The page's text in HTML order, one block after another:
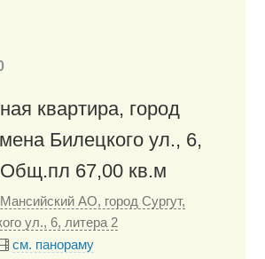
квартира, город
Билецкого ул., 6,
67,00 кв.м
АО, город Сургут,
ул., 6, литера 2
см. панораму